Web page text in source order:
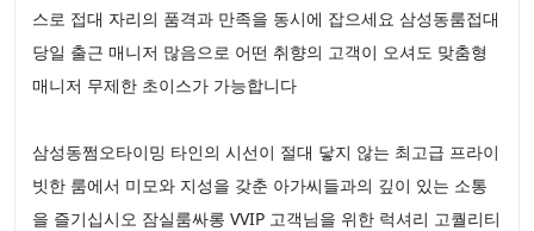
스로 접대 자리의 품격과 만족을 동시에 잡으세요 삼성동룸접대
당일 출근 매니저 많음으로 어떤 취향의 고객이 오셔도 맞춤형
매니저 무제한 초이스가 가능합니다
삼성동쩜오타이밍 타인의 시선이 절대 닿지 않는 최고급 프라이
빗한 룸에서 미모와 지성을 갖춘 아가씨들과의 깊이 있는 소통
을 즐기십시오 잠실룸싸롱 VVIP 고객님을 위한 럭셔리 고퀄리티